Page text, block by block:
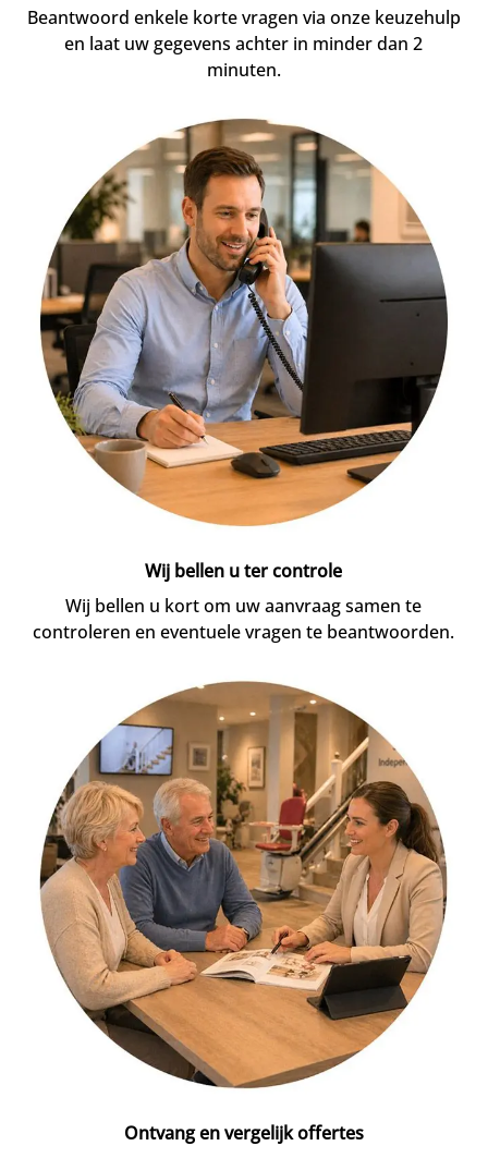
Beantwoord enkele korte vragen via onze keuzehulp
en laat uw gegevens achter in minder dan 2
minuten.
Wij bellen u ter controle
Wij bellen u kort om uw aanvraag samen te
controleren en eventuele vragen te beantwoorden.
Ontvang en vergelijk offertes